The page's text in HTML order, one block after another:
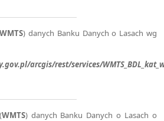
WMTS) danych Banku Danych o Lasach wg
arcgis/rest/services/
WMTS) danych Banku Danych o Lasach o